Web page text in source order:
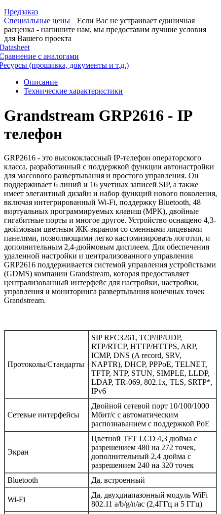
Предзаказ
Специальные цены
Если Вас не устраивает единичная
расценка - напишите нам, мы предоставим лучшие условия
для Вашего проекта
с аналогами
(прошивка, документы и т.д.)
Описание
Технические характеристики
Grandstream GRP2616 - IP
телефон
GRP2616 - это высококлассный IP-телефон операторского
класса, разработанный с поддержкой функции автонастройки
для массового развертывания и простого управления. Он
поддерживает 6 линий и 16 учетных записей SIP, а также
имеет элегантный дизайн и набор функций нового поколения,
включая интегрированный Wi-Fi, поддержку Bluetooth, 48
виртуальных программируемых клавиш (MPK), двойные
гигабитные порты и многое другое. Устройство оснащено 4,3-
дюймовым цветным ЖК-экраном со сменными лицевыми
панелями, позволяющими легко кастомизировать логотип, и
дополнительным 2,4-дюймовым дисплеем. Для обеспечения
удаленной настройки и централизованного управления
GRP2616 поддерживается системой управления устройствами
(GDMS) компании Grandstream, которая предоставляет
централизованный интерфейс для настройки, настройки,
управления и мониторинга развертывания конечных точек
Grandstream.
Протоколы/Стандарты
SIP RFC3261, TCP/IP/UDP,
RTP/RTCP, HTTP/HTTPS, ARP,
ICMP, DNS (A record, SRV,
NAPTR), DHCP, PPPoE, TELNET,
TFTP, NTP, STUN, SIMPLE, LLDP,
LDAP, TR-069, 802.1x, TLS, SRTP*,
IPv6
Сетевые интерфейсы
Двойной сетевой порт 10/100/1000
Мбит/с с автоматическим
распознаванием с поддержкой PoE
Экран
Цветной TFT LCD 4,3 дюйма с
разрешением 480 на 272 точек,
дополнительный 2,4 дюйма с
разрешением 240 на 320 точек
Bluetooth
Да, встроенный
Wi-Fi
Да, двухдиапазонный модуль WiFi
802.11 a/b/g/n/ac (2,4ГГц и 5 ГГц)